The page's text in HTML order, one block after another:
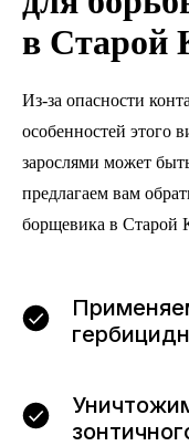
в Старой
Из-за опасности
особенностей этого
зарослями может
предлагаем вам
борщевика в Старой